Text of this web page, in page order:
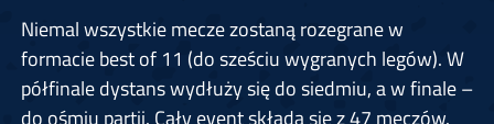
Niemal wszystkie mecze zostaną rozegrane w
formacie best of 11 (do sześciu wygranych legów). W
półfinale dystans wydłuży się do siedmiu, a w finale –